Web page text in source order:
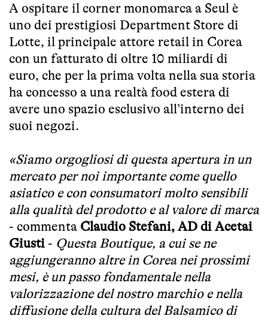
A ospitare il corner monomarca a Seul è
uno dei prestigiosi Department Store di
Lotte, il principale attore retail in Corea
con un fatturato di oltre 10 miliardi di
euro, che per la prima volta nella sua storia
ha concesso a una realtà food estera di
avere uno spazio esclusivo all’interno dei
suoi negozi.
«Siamo orgogliosi di questa apertura in un
mercato per noi importante come quello
asiatico e con consumatori molto sensibili
alla qualità del prodotto e al valore di marca
- commenta Claudio Stefani, AD di Acetai
Giusti - Questa Boutique, a cui se ne
aggiungeranno altre in Corea nei prossimi
mesi, è un passo fondamentale nella
valorizzazione del nostro marchio e nella
diffusione della cultura del Balsamico di